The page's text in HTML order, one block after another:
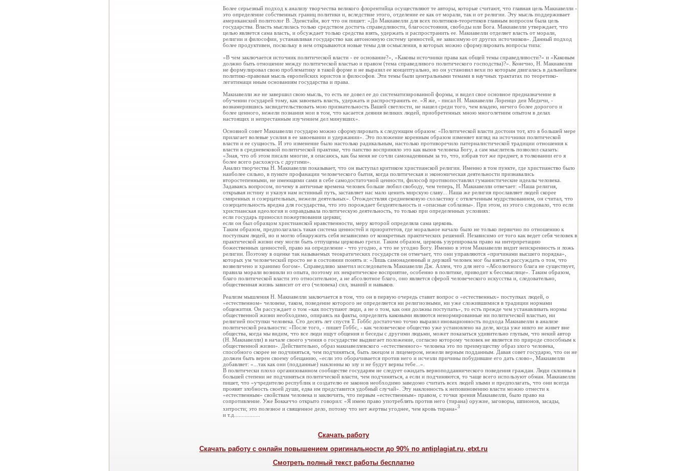
Более серьезный подход к анализу творчества великого флорентийца осуществляют те авторы, которые считают, что главная цель Макиавелли -
это определение собственных границ политики и, вследствие этого, отделение ее как от морали, так и от религии. Эту мысль поддерживает
американский политолог В. Эденстайн, вот что он пишет: «До Макиавелли для всех политиков-теоретиков главным вопросом была цель
государства. Власть мыслилась только средством достичь справедливости, благосостояния, свободы или Бога. Макиавелли утверждает, что
целью является сама власть, и обсуждает только средства взять, удержать и распространить ее. Макиавелли отделяет власть от морали,
религии и философии, устанавливая государство как автономную систему ценностей, не зависимую от других источников». Данный подход
более продуктивен, поскольку в нем открываются новые темы для осмысления, в которых можно сформулировать вопросы типа:
«В чем заключается источник политической власти - ее основание?», «Каковы источники права как общей темы справедливости?» и «Каковым
должно быть отношение между политической властью и правом (тема справедливого политического господства)?». Конечно, Н. Макиавелли
не формулировал свою проблематику в такой форме и не выразил ее концептуально, но он установил вехи по которым двигалась в дальнейшем
политико-правовая мысль европейских юристов и философов. Эти темы были центральными темами в научных трактатах по теоретико-
легитимаци нным основаниям государства и права.
Макиавелли же не завершил свою мысль, то есть не довел ее до систематизированной формы, и видел свое основное предназначение в
обучении государей тому, как завоевать власть, удержать и распространить ее. «Я же, - писал Н. Макиавелли Лоренцо деи Медичи, -
вознамерившись засвидетельствовать мою признательность Вашей светлости, не нашел среди того, чем владею, ничего более дорогого и
более ценного, нежели познания мои в том, что касается деяния великих людей, приобретенных мною многолетним опытом в делах
настоящих и непрестанным изучением дел минувших».
Основной совет Макиавелли государю можно сформулировать к следующим образом: «Политической власти достоин тот, кто в большей мере
прилагает волевые усилия в ее завоевании и удержании». Это положение коренным образом изменяет взгляд на источники политической
власти и ее сущность. И это изменение было настолько радикальным, настолько противоречило патерналистической традиции отношения к
власти в средневековой политической практике, что папство восприняло это как вызов человека Богу, а сам мыслитель позволил сказать:
«Зная, что об этом писали многие, я опасаюсь, как бы меня не сочли самонадеянным за то, что, избрав тот же предмет, в толковании его я
более всего расхожусь с другими».
Анализ творчества Н. Макиавелли показывает, что он выступал критиком христианской религии. Именно в том пункте, где христианство было
наиболее сильно, в пункте профанации человеческого бытия, когда политическая и экономическая деятельности признавались
второстепенными, не имеющими сами в себе самодостаточной ценности, философ противопоставлял гуманистические идеалы человека.
Задаваясь вопросом, почему в античные времена человек больше любил свободу, чем теперь, Н. Макиавелли отвечает: «Наша религия,
открывая истину и указуя нам истинный путь, заставляет нас мало ценить мирскую славу... Наша же религия прославляет людей скорее
смиренных и созерцательных, нежели деятельных». Отождествляя средневековую схоластику с отвлеченным мудрствованием, он считал, что
созерцательность вредна для государства, что это порождает бездеятельность и «опасные соблазны». При этом, из этого следовало, что если
христианская идеология и оправдывала политическую деятельность, то только при определенных условиях:
если государь приносил пожертвования церкви;
если он был образцом христианской нравственности, меру которой определяла сама церковь.
Таким образом, предполагалась такая система ценностей и приоритетов, где моральное начало было не только первично по отношению к
поступкам людей, но и могло обнаружить себя независимо от конкретных практических решений. Независимо от того как ведет себя человек в
практической жизни ему могли быть отпущены церковью грехи. Таким образом, церковь узурпировала право на интерпретацию
божественных ценностей, право на определение - что угодно, а что не угодно Богу. Именно в этом Макиавелли видит неискренность и ложь
религии. Поэтому в оценке так называемых теократических государств он отмечает, что они управляются «причинами высшего порядка»,
которых ум человеческий просто не в состоянии понять и: «Лишь самонадеянный и дерзкий человек мог бы взяться рассуждать о том, что
возвеличено и хранимо богом». Справедливо заметил исследователь Макиавелли Дж. Аллен, что для него «Абсолютного блага не существует,
правила морали возникли из опыта, поэтому их некритическое восприятие, особенно в политике, приводит к бессмыслице». Таким образом,
благо политической власти это относительное, а не абсолютное благо, оно является сферой человеческого искусства и, следовательно,
общественная жизнь зависит от его (человека) сил, знаний и навыков.
Реализм мышления Н. Макиавелли заключается в том, что он в первую очередь ставит вопрос о «естественных» поступках людей, о
«естественном» человеке, таком, поведение которого не определяется ни религиозными, ни уже сложившимися в традиции нормами
общежития. Он рассуждает о том «как поступают люди, а не о том, как они должны поступать», то есть прежде чем устанавливать нормы
общественной жизни необходимо, опираясь на факты, определить каковыми являются ненормированные ни политической властью, ни
религией поступки человека. Сто десять лет спустя Т. Гоббс достаточно точно выразил иновационность подхода Макиавелли в анализе
политической реальности: «После того, - пишет Гоббс, - как человеческое общество уже установлено на деле, когда уже никто не живет вне
общества, когда мы видим, что все люди ищут общения и беседы с другими людьми, может показаться удивительно глупым, что некий автор
(Н. Макиавелли) в начале своего учения о государстве выдвигает положение, согласно которому человек не является по природе способным к
общественной жизни». Действительно, образ макиавеллевского «естественного» человека это по преимуществу образ злого человека,
способного скорее не подчиняться, чем подчиняться, быть лжецом и лицемером, нежели верным подданным. Давая совет государю, что он не
должен быть верен своему обещанию, «если это оборачивается против него и исчезли причины побудившие его дать слово», Макиавелли
добавляет: «...так как они (подданные) наклонны ко злу и не будут верны тебе...».
В политически плохо организованном сообществе государям не следует ожидать верноподданнического поведения граждан. Люди склонны в
большей степени не подчиняться политической власти, чем подчиняться, а если и подчиняются, то чаще всего используют обман. Макиавелли
пишет, что «учредителю республик и создателю ее законов необходимо заведомо считать всех людей злыми и предполагать, что они всегда
проявят злобность своей души, едва им представится удобный случай». Эту наклонность к неповиновению власти можно отнести к
«естественным» свойствам человека и заключить, что первым «естественным» правом, с точки зрения Макиавелли, было право на
сопротивление. Уже Боккаччо открыто говорил: «Я имею право употреблять против него (тирана) оружие, заговоры, шпионов, засады,
хитрости; это полезное и священное дело, потому что нет жертвы угоднее, чем кровь тирана»3
и т.д.................
Скачать работу
Скачать работу с онлайн повышением оригинальности до 90% по antiplagiat.ru, etxt.ru
Смотреть полный текст работы бесплатно